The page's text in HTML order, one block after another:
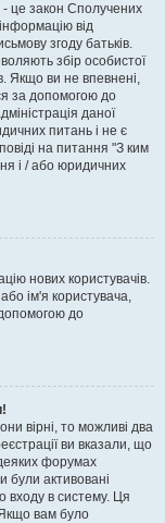
- це закон Сполучених
від
згоду батьків.
збір особистої
Якщо ви не впевнені,
за допомогою до
даної
питань і не є
на питання "З ким
і / або юридичних
нових користувачів.
ім'я користувача,
до
вірні, то можливі два
ви вказали, що
форумах
були активовані
входу в систему. Ця
Якщо вам було